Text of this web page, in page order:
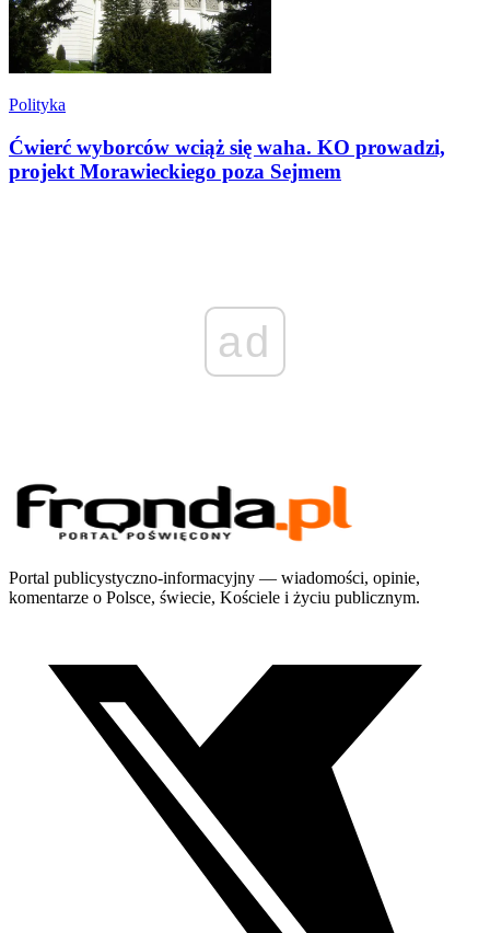
Polityka
Ćwierć wyborców wciąż się waha. KO prowadzi,
projekt Morawieckiego poza Sejmem
ad
Portal publicystyczno-informacyjny — wiadomości, opinie,
komentarze o Polsce, świecie, Kościele i życiu publicznym.